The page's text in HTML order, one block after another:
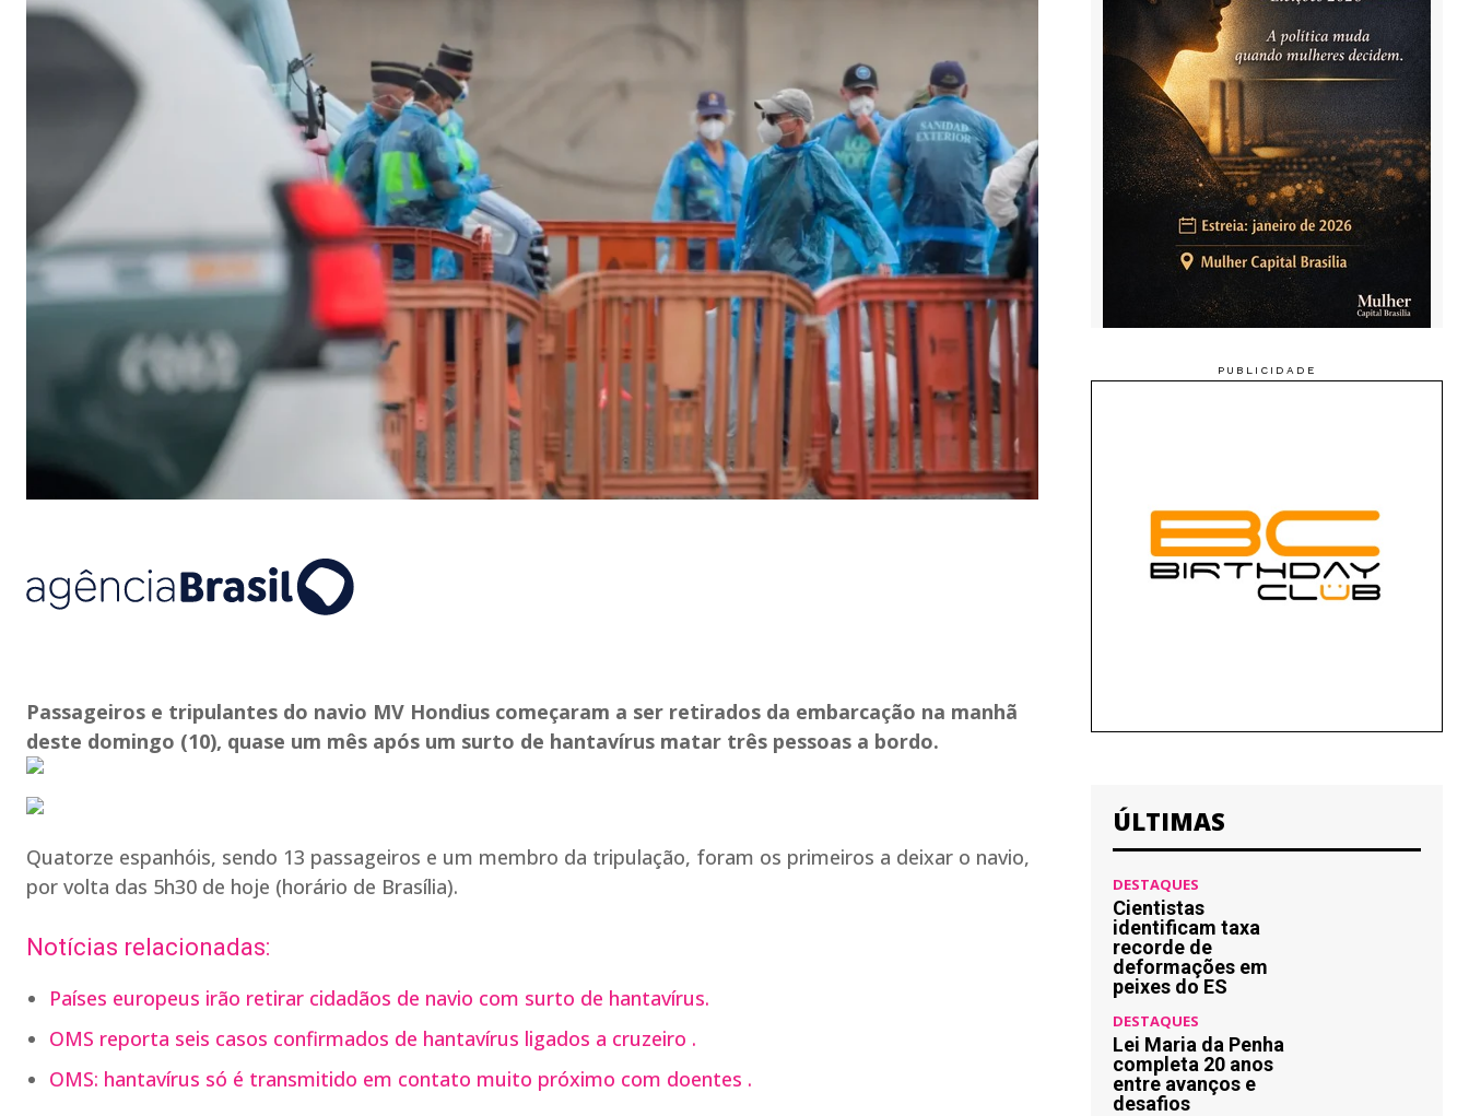
Passageiros e tripulantes do navio MV Hondius começaram a ser retirados da embarcação na manhã
deste domingo (10), quase um mês após um surto de hantavírus matar três pessoas a bordo.
Quatorze espanhóis, sendo 13 passageiros e um membro da tripulação, foram os primeiros a deixar o navio,
por volta das 5h30 de hoje (horário de Brasília).
Notícias relacionadas:
Países europeus irão retirar cidadãos de navio com surto de hantavírus.
OMS reporta seis casos confirmados de hantavírus ligados a cruzeiro .
OMS: hantavírus só é transmitido em contato muito próximo com doentes .
ÚLTIMAS
DESTAQUES
Cientistas
identificam taxa
recorde de
deformações em
peixes do ES
DESTAQUES
Lei Maria da Penha
completa 20 anos
entre avanços e
desafios